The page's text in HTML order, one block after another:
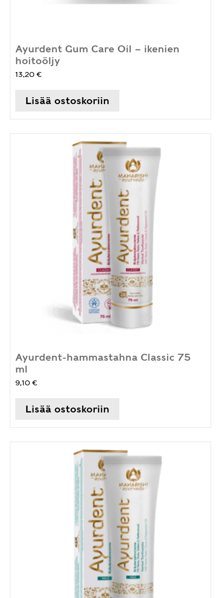
Ayurdent Gum Care Oil – ikenien
hoitoöljy
13,20 €
Lisää ostoskoriin
Ayurdent-hammastahna Classic 75
ml
9,10 €
Lisää ostoskoriin